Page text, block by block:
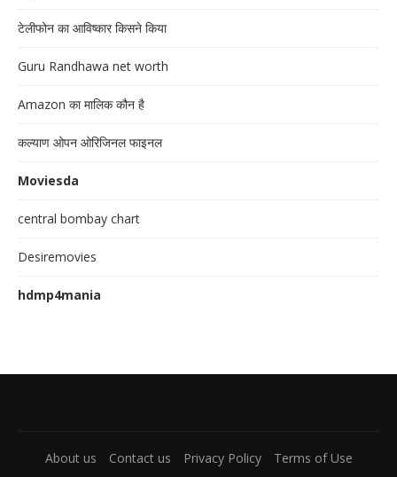
टेलीफोन का आविष्कार किसने किया
Guru Randhawa net worth
Amazon का मालिक कौन है
कल्याण ओपन ओरिजिनल फाइनल
Moviesda
central bombay chart
Desiremovies
hdmp4mania
About us Contact us Privacy Policy Terms of Use